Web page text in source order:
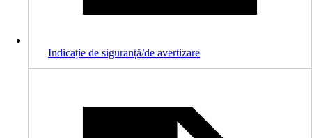
Indicație de siguranță/de avertizare